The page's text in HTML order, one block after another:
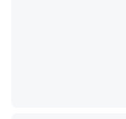
─ニュース :: 【研究発表